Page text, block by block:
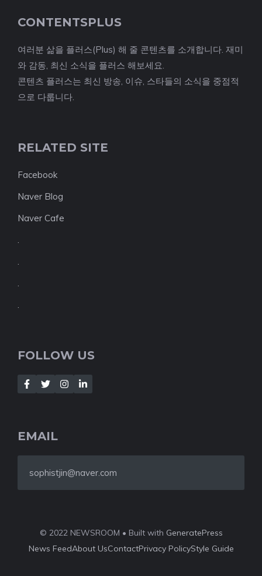
CONTENTSPLUS
여러분 삶을 플러스(Plus) 해 줄 콘텐츠를 소개합니다. 재미
와 감동, 최신 소식을 플러스 해보세요.
콘텐츠 플러스는 최신 방송, 이슈, 스타들의 소식을 중점적
으로 다룹니다.
RELATED SITE
Facebook
Naver Blog
Naver Cafe
FOLLOW US
EMAIL
sophistjin@naver.com
© 2022 NEWSROOM • Built with GeneratePress
News FeedAbout UsContactPrivacy PolicyStyle Guide